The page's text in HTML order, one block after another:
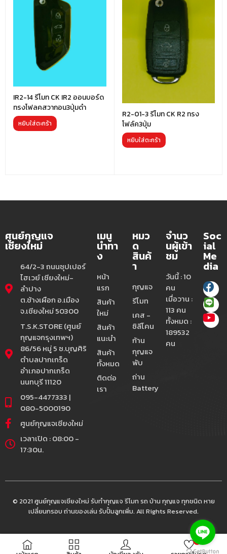
0
IR2-14 รีโมท CK IR2 ออนบอร์ด
ทรงโฟลคสวากอน3ปุ่มดำ
หยิบใส่ตะกร้า
R2-01-3 รีโมท CK R2 ทรง
โฟล์ค3ปุ่ม
หยิบใส่ตะกร้า
ศูนย์กุญแจ
เชียงใหม่
64/2-3 ถนนซุปเปอร์
ไฮเวย์ เชียงใหม่-
ลำปาง
ต.ช้างเผือก อ.เมือง
จ.เชียงใหม่ 50300
T.S.K.STORE (ศูนย์
กุญแจกรุงเทพฯ)
86/56 หมู่ 5 ซ.บุญศิริ
ตำบลปากเกร็ด
อำเภอปากเกร็ด
นนทบุรี 11120
095-4477333 |
080-5000190
ศูนย์กุญแจเชียงใหม่
เวลาเปิด : 08:00 -
17:30น.
เมนู
นำทา
ง
หน้า
แรก
สินค้า
ใหม่
สินค้า
แนะนำ
สินค้า
ทั้งหมด
ติดต่อ
เรา
หมว
ด
สินค้
า
กุญแจ
รีโมท
เคส -
ซิลีโคน
ก้าน
กุญแจ
พับ
ถ่าน
Battery
จำนว
นผู้เข้า
ชม
วันนี้ : 10
คน
เมื่อวาน :
113 คน
ทั้งหมด :
189532
คน
Soc
ial
Me
dia
© 2021 ศูนย์กุญแจเชียงใหม่ รับทำกุญแจ รีโมท รถ บ้าน กุญแจ ทุกชนิด หาย
เปลี่ยนกรอบ ถ่านของเล่น รับปั้มลูกเพิ่ม. All Rights Reserved.